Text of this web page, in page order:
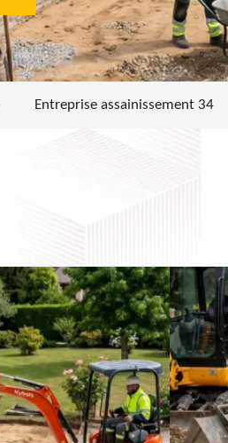
Entreprise assainissement 34